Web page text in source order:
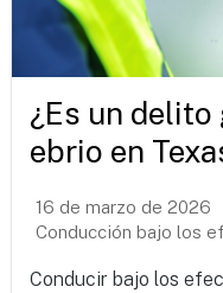
¿Es un
ebrio en
16 de marzo de 2026
Conducción bajo los
Conducir bajo los